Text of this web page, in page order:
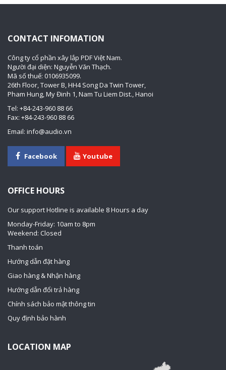
CONTACT INFOMATION
Công ty cổ phần xây lắp PDF Việt Nam.
Người đại diện: Nguyễn Văn Thạch.
Mã số thuế: 0106935099.
26th Floor, Tower B, HH4 Song Da Twin Tower,
Pham Hung, My Đinh 1, Nam Tu Liem Dist., Hanoi
Tel: +84-243-960 88 66
Fax: +84-243-960 88 66
Email: info@audio.vn
Facebook Youtube
OFFICE HOURS
Our support Hotline is available 8 Hours a day
Monday-Friday: 10am to 8pm
Weekend: Closed
Thanh toán
Hướng dẫn đặt hàng
Giao hàng & Nhận hàng
Hướng dẫn đổi trả hàng
Chính sách bảo mật thông tin
Quy định bảo hành
LOCATION MAP